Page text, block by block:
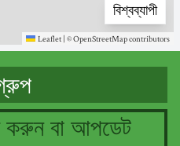
Zoom to
বিশ্বব্যাপী
Leaflet | ©OpenStreetMap
(new window) contributors
(new window)
বা আপডেট